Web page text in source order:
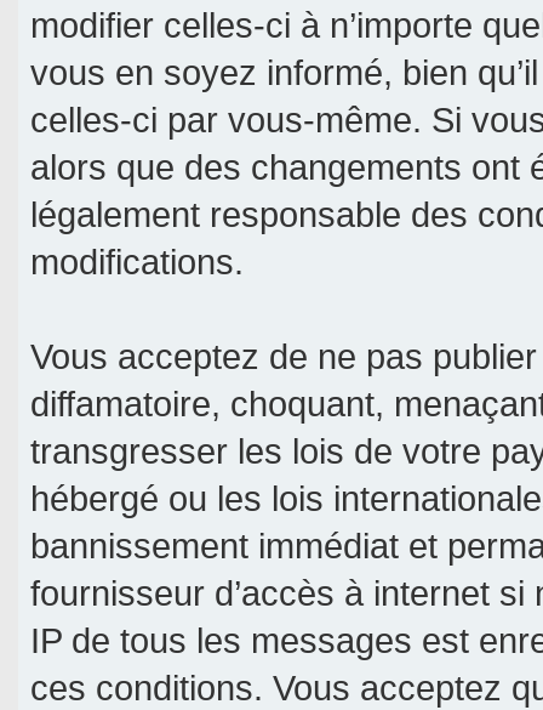
modifier celles-ci à n’importe
vous en soyez informé, bien
celles-ci par vous-même. Si
alors que des changements ont
légalement responsable des
modifications.
Vous acceptez de ne pas
diffamatoire, choquant,
transgresser les lois de votre
hébergé ou les lois
bannissement immédiat et
fournisseur d’accès à internet
IP de tous les messages est
ces conditions. Vous acceptez